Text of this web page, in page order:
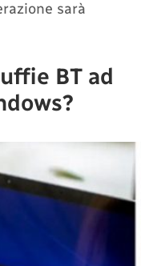
sarà
BT ad